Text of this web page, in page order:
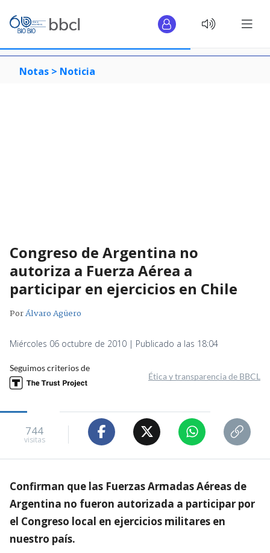
Notas > Noticia
Congreso de Argentina no
autoriza a Fuerza Aérea a
participar en ejercicios en Chile
PorÁlvaro Agüero
Miércoles 06 octubre de 2010 | Publicado a las 18:04
Seguimos criterios de
Ética y transparencia de BBCL
744
visitas
Confirman que las Fuerzas Armadas Aéreas de
Argentina no fueron autorizada a participar por
el Congreso local en ejercicios militares en
nuestro país.